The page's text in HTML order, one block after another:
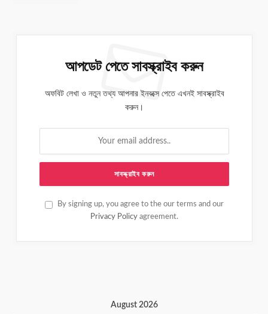
আপডেট পেতে সাবস্ক্রাইব করুন
অফবিট লেখা ও নতুন তথ্য আপনার ইনবক্সে পেতে এখনই সাবস্ক্রাইব
করুন।
By signing up, you agree to the our terms and our
Privacy Policy agreement.
August 2026